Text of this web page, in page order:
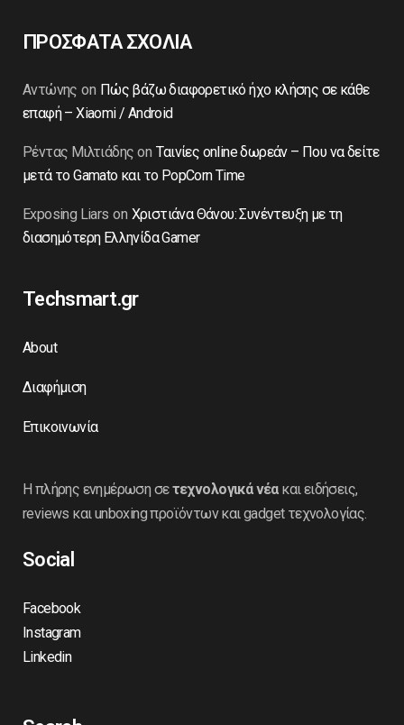
ΠΡΟΣΦΑΤΑ ΣΧΟΛΙΑ
Αντώνης on Πώς βάζω διαφορετικό ήχο κλήσης σε κάθε
επαφή – Xiaomi / Android
Ρέντας Μιλτιάδης onΤαινίες online δωρεάν – Που να δείτε
μετά το Gamato και το PopCorn Time
Exposing Liars on Χριστιάνα Θάνου: Συνέντευξη με τη
διασημότερη Ελληνίδα Gamer
Techsmart.gr
About
Διαφήμιση
Επικοινωνία
Η πλήρης ενημέρωση σετεχνολογικά νέακαι ειδήσεις,
reviews και unboxing προϊόντων και gadget τεχνολογίας.
Social
Facebook
Instagram
Linkedin